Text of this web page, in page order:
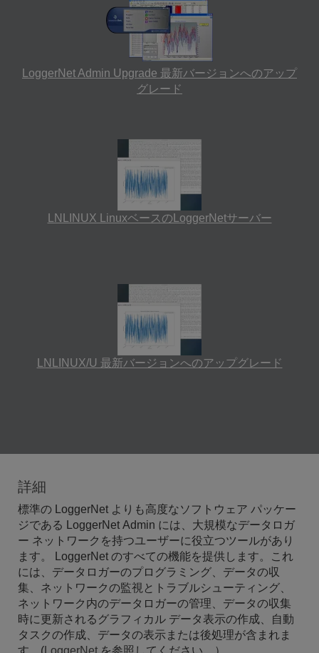
LoggerNet Admin Upgrade 最新バージョンへのアップ
グレード
LNLINUX LinuxベースのLoggerNetサーバー
LNLINUX/U 最新バージョンへのアップグレード
詳細
標準の LoggerNet よりも高度なソフトウェア パッケー
ジである LoggerNet Admin には、大規模なデータロガ
ー ネットワークを持つユーザーに役立つツールがあり
ます。 LoggerNet のすべての機能を提供します。これ
には、データロガーのプログラミング、データの収
集、ネットワークの監視とトラブルシューティング、
ネットワーク内のデータロガーの管理、データの収集
時に更新されるグラフィカル データ表示の作成、自動
タスクの作成、データの表示または後処理が含まれま
す。( LoggerNet を参照してください。）